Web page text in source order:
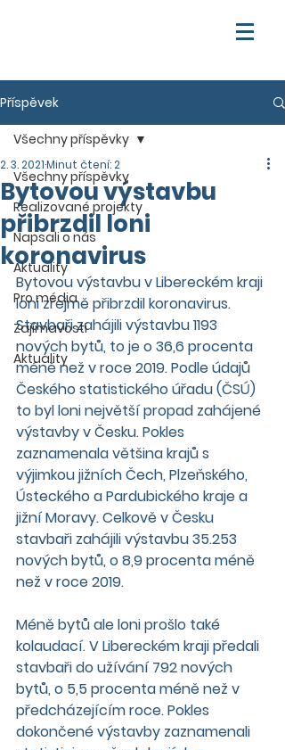
Příspěvek
Všechny příspěvky
Realizované projekty
Napsali o nás
Aktuality
Pro média
Zajímavosti
Aktuality
Všechny příspěvky
Bytovou výstavbu
přibrzdil loni
koronavirus
2. 3. 2021Minut čtení: 2
Bytovou výstavbu v Libereckém kraji
loni zřejmě přibrzdil koronavirus.
Stavbaři zahájili výstavbu 1193
nových bytů, to je o 36,6 procenta
méně než v roce 2019. Podle údajů
Českého statistického úřadu (ČSÚ)
to byl loni největší propad zahájené
výstavby v Česku. Pokles
zaznamenala většina krajů s
výjimkou jižních Čech, Plzeňského,
Ústeckého a Pardubického kraje a
jižní Moravy. Celkově v Česku
stavbaři zahájili výstavbu 35.253
nových bytů, o 8,9 procenta méně
než v roce 2019.
Méně bytů ale loni prošlo také
kolaudací. V Libereckém kraji předali
stavbaři do užívání 792 nových
bytů, o 5,5 procenta méně než v
předcházejícím roce. Pokles
dokončené výstavby zaznamenali